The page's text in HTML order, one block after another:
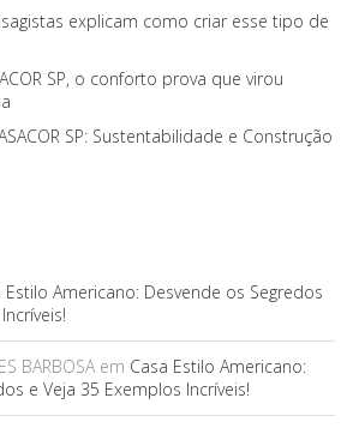
explicam como criar esse tipo de
SP, o conforto prova que virou
SP: Sustentabilidade e Construção
Estilo Americano: Desvende os Segredos
BARBOSAem Casa Estilo Americano:
e Veja 35 Exemplos Incríveis!